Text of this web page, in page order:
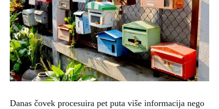
Danas čovek procesuira pet puta više informacija nego